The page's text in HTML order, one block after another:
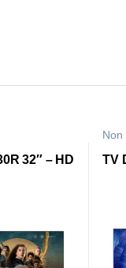
32″ – HD
Non
TV